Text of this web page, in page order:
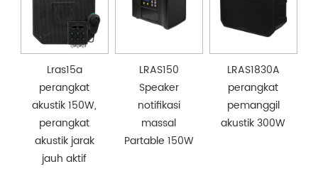
Lras15a
perangkat
akustik 150W,
perangkat
akustik jarak
jauh aktif
LRAS150
Speaker
notifikasi
massal
Partable 150W
LRAS1830A
perangkat
pemanggil
akustik 300W